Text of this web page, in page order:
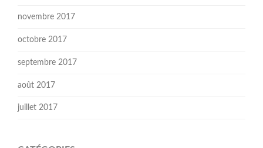
novembre 2017
octobre 2017
septembre 2017
août 2017
juillet 2017